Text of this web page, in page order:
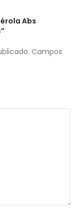
Abs
Campos